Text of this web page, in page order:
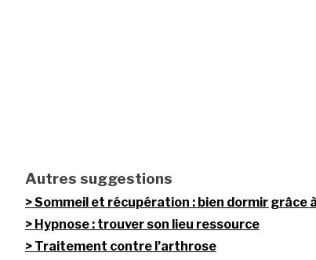
Autres suggestions
Sommeil et récupération : bien dormir grâce
Hypnose : trouver son lieu ressource
Traitement contre l’arthrose